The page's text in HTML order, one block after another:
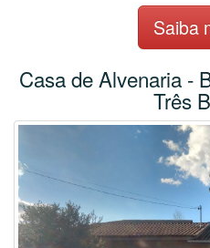
Saiba
Casa de Alvenaria -
Três